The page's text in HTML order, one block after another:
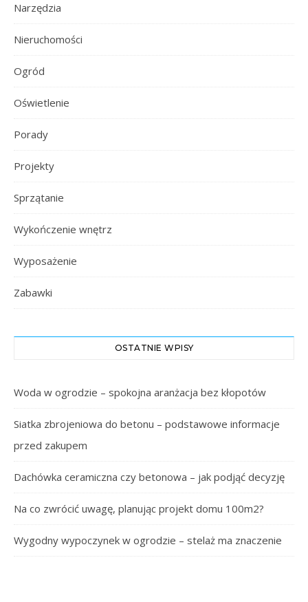
Narzędzia
Nieruchomości
Ogród
Oświetlenie
Porady
Projekty
Sprzątanie
Wykończenie wnętrz
Wyposażenie
Zabawki
OSTATNIE WPISY
Woda w ogrodzie – spokojna aranżacja bez kłopotów
Siatka zbrojeniowa do betonu – podstawowe informacje
przed zakupem
Dachówka ceramiczna czy betonowa – jak podjąć decyzję
Na co zwrócić uwagę, planując projekt domu 100m2?
Wygodny wypoczynek w ogrodzie – stelaż ma znaczenie